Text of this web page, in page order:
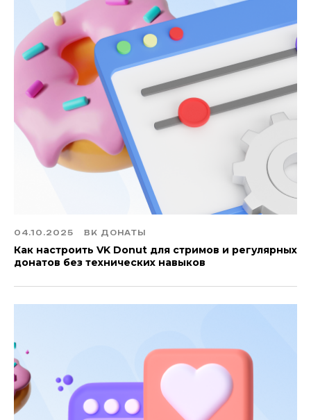
04.10.2025 ВК ДОНАТЫ
Как настроить VK Donut для стримов и регулярных
донатов без технических навыков